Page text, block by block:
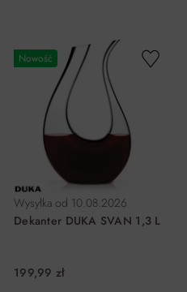
Nowość
Wysyłka od 10.08.2026
Dekanter DUKA SVAN 1,3 L
199,99 zł